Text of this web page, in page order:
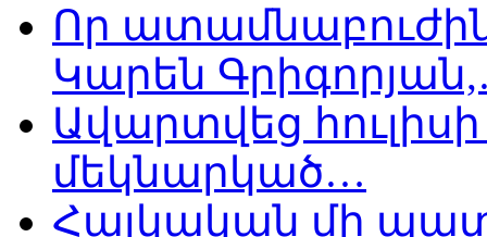
Որ
Կարեն
Ավարտվեց
մեկնարկած…
Հայկական մի